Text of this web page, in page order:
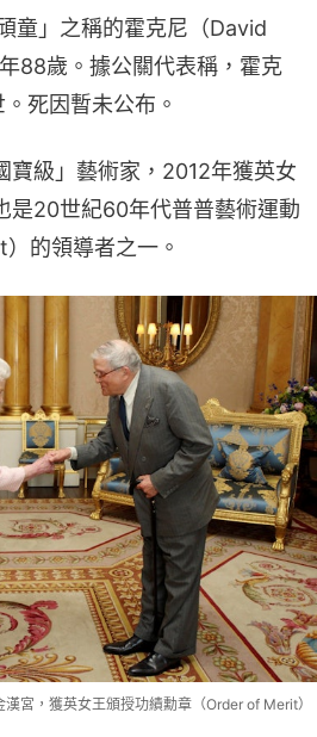
童」之稱的霍克尼（David
88歲。據公關代表稱，霍克
死因暫未公布。
寶級」藝術家，2012年獲英女
是20世紀60年代普普藝術運動
的領導者之一。
宮，獲英女王頒授功績勳章（Order of Merit）